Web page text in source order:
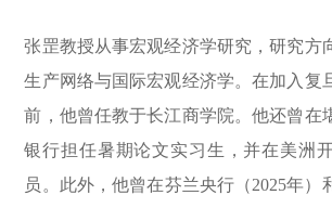
张罡教授从事宏观经济学研究，研究方
生产网络与国际宏观经济学。在加入复
前，他曾任教于长江商学院。他还曾在
银行担任暑期论文实习生，并在美洲
员。此外，他曾在芬兰央行（2025年）